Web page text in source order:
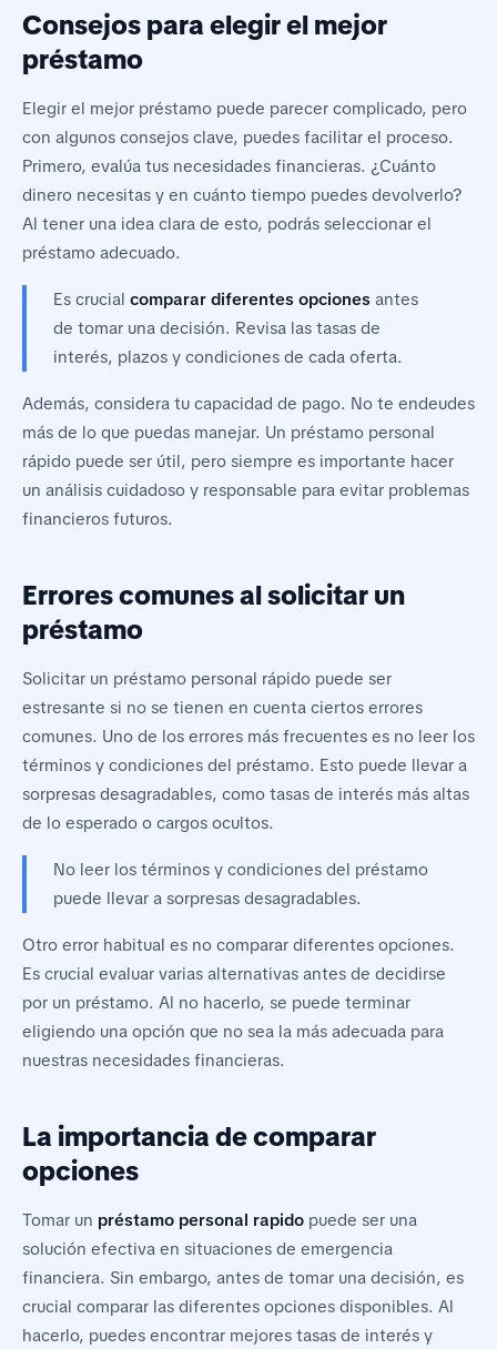
Consejos para elegir el mejor
préstamo
Elegir el mejor préstamo puede parecer complicado, pero
con algunos consejos clave, puedes facilitar el proceso.
Primero, evalúa tus necesidades financieras. ¿Cuánto
dinero necesitas y en cuánto tiempo puedes devolverlo?
Al tener una idea clara de esto, podrás seleccionar el
préstamo adecuado.
Es crucial comparar diferentes opciones antes
de tomar una decisión. Revisa las tasas de
interés, plazos y condiciones de cada oferta.
Además, considera tu capacidad de pago. No te endeudes
más de lo que puedas manejar. Un préstamo personal
rápido puede ser útil, pero siempre es importante hacer
un análisis cuidadoso y responsable para evitar problemas
financieros futuros.
Errores comunes al solicitar un
préstamo
Solicitar un préstamo personal rápido puede ser
estresante si no se tienen en cuenta ciertos errores
comunes. Uno de los errores más frecuentes es no leer los
términos y condiciones del préstamo. Esto puede llevar a
sorpresas desagradables, como tasas de interés más altas
de lo esperado o cargos ocultos.
No leer los términos y condiciones del préstamo
puede llevar a sorpresas desagradables.
Otro error habitual es no comparar diferentes opciones.
Es crucial evaluar varias alternativas antes de decidirse
por un préstamo. Al no hacerlo, se puede terminar
eligiendo una opción que no sea la más adecuada para
nuestras necesidades financieras.
La importancia de comparar
opciones
Tomar un préstamo personal rapido puede ser una
solución efectiva en situaciones de emergencia
financiera. Sin embargo, antes de tomar una decisión, es
crucial comparar las diferentes opciones disponibles. Al
hacerlo, puedes encontrar mejores tasas de interés y